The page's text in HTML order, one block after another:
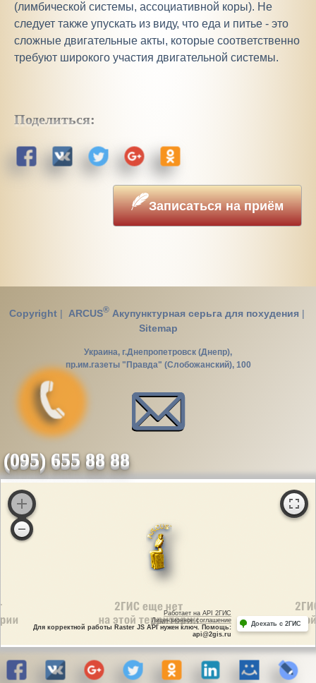
(лимбической системы, ассоциативной коры). Не
следует также упускать из виду, что еда и питье - это
сложные двигательные акты, которые соответственно
требуют широкого участия двигательной системы.
Поделиться:
Записаться на приём
Copyright| ARCUS®Акупунктурная серьга для похудения|
Sitemap
Украина, г.Днепропетровск (Днепр),
пр.им.газеты "Правда" (Слобожанский), 100
(095) 655 88 88
Работает на API 2ГИС
Лицензионное соглашение
Для корректной работы Raster JS API нужен ключ. Помощь:
api@2gis.ru
Доехать с 2ГИС